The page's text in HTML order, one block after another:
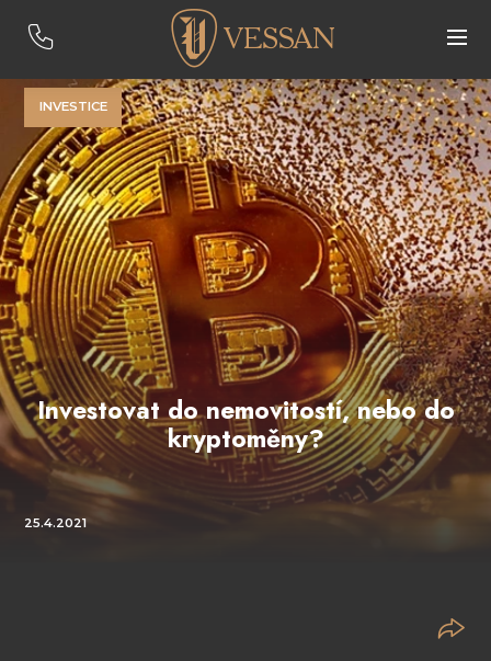
INVESTICE
Investovat do nemovitostí, nebo do
kryptoměny?
25.4.2021